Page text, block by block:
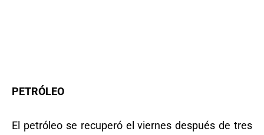
PETRÓLEO
El petróleo se recuperó el viernes después de tres